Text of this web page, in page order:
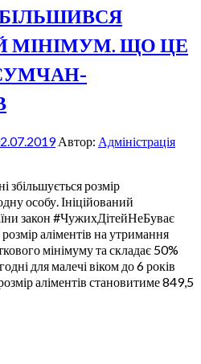
МІНІМУМ. ЩО ЦЕ
Автор: Адміністрація
збільшується розмір
особу. Ініційований
закон #ЧужихДітейНеБуває
аліментів на утримання
мінімуму та складає 50%
для малечі віком до 6 років
аліментів становитиме 849,5